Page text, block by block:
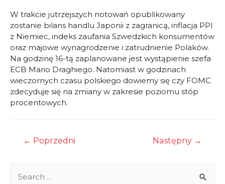
W trakcie jutrzejszych notowań opublikowany
zostanie bilans handlu Japonii z zagranicą, inflacja PPI
z Niemiec, indeks zaufania Szwedzkich konsumentów
oraz majowe wynagrodzenie i zatrudnienie Polaków.
Na godzinę 16-tą zaplanowane jest wystąpienie szefa
ECB Mario Draghiego. Natomiast w godzinach
wieczornych czasu polskiego dowiemy się czy FOMC
zdecyduje się na zmiany w zakresie poziomu stóp
procentowych.
Nawigacja
← Poprzedni Następny →